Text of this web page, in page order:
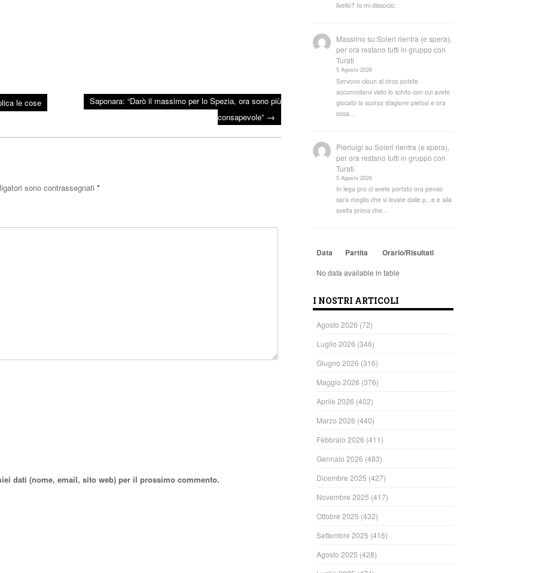
le cose
Saponara: “Darò il massimo per lo Spezia, ora sono più
consapevole” →
sono contrassegnati *
dati (nome, email, sito web) per il prossimo commento.
livello? Io mi dissocio.
Massimo suSoleri rientra (e spera),
per ora restano tutti in gruppo con
Turati
5 Agosto 2026
Servono cloun al circo potete
accomodarvi visto lo schifo con cui avete
giocato la scorsa stagione pietosi e ora
cosa…
Pierluigi suSoleri rientra (e spera),
per ora restano tutti in gruppo con
Turati
5 Agosto 2026
In lega pro ci avete portato ora penso
sarà meglio che vi levate dalle p...e e alla
svelta prima che…
Data Partita Orario/Risultati
No data available in table
I NOSTRI ARTICOLI
Agosto 2026 (72)
Luglio 2026 (346)
Giugno 2026 (316)
Maggio 2026 (376)
Aprile 2026 (402)
Marzo 2026 (440)
Febbraio 2026 (411)
Gennaio 2026 (483)
Dicembre 2025 (427)
Novembre 2025 (417)
Ottobre 2025 (432)
Settembre 2025 (416)
Agosto 2025 (428)